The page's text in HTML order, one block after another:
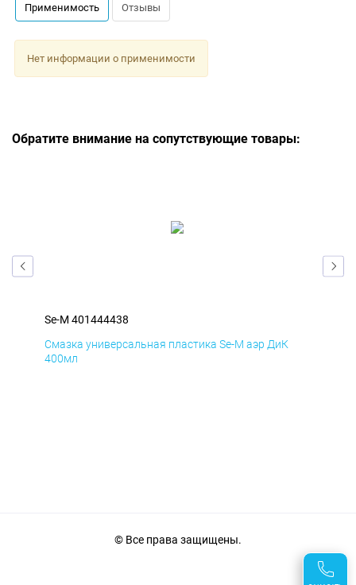
Применимость Отзывы
Нет информации о применимости
Обратите внимание на сопутствующие товары:
Se-M 401444438
Смазка универсальная пластика Se-M аэр ДиК
400мл
© Все права защищены.